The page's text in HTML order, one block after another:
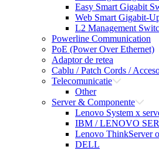
Easy Smart Gigabit
Web Smart Gigabit-
L2 Management
Powerline Communication
PoE (Power Over Ethernet)
Adaptor de retea
Cablu / Patch Cords /
Telecomunicatie
Other
Server & Componente
Lenovo System x
IBM / LENOVO
Lenovo ThinkServer
DELL